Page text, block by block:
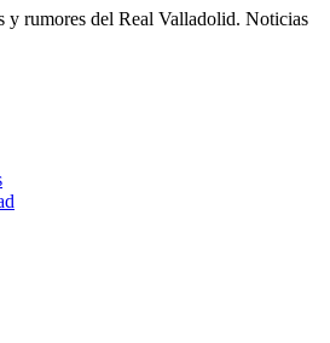
y rumores del Real Valladolid. Noticias